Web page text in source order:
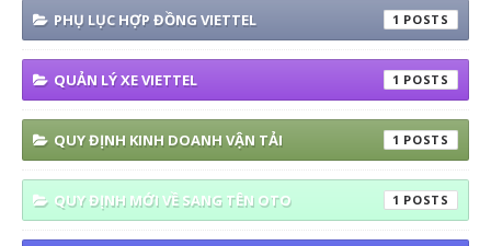
PHỤ LỤC HỢP ĐỒNG VIETTEL 1
QUẢN LÝ XE VIETTEL 1
QUY ĐỊNH KINH DOANH VẬN TẢI 1
QUY ĐỊNH MỚI VỀ SANG TÊN OTO 1